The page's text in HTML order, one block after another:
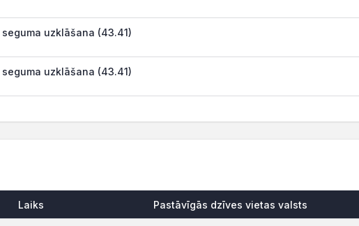
uzklāšana (43.41)
uzklāšana (43.41)
Laiks Pastāvīgās dzīves vietas valsts